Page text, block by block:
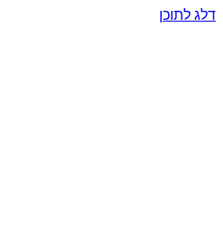
דלג לתוכן